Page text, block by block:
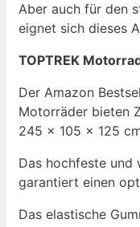
Aber auch für den
eignet sich dieses
TOPTREK
Der Amazon
Motorräder bieten
245 x 105 x 125
Das hochfeste und
garantiert einen
Das elastische